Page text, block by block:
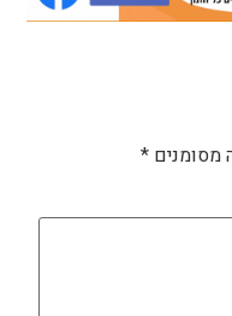
מסומנים *